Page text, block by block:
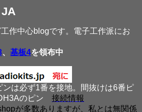
JA
作中心blogです。電子工作派にお
、 基板4を領布中
は必ず1番を接地。間抜けは6番ピ
のピン 接続情報
が多数ありますが、私とは無関係